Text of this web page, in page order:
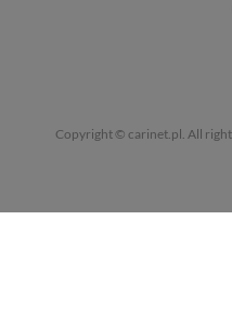
Copyright © carinet.pl. All